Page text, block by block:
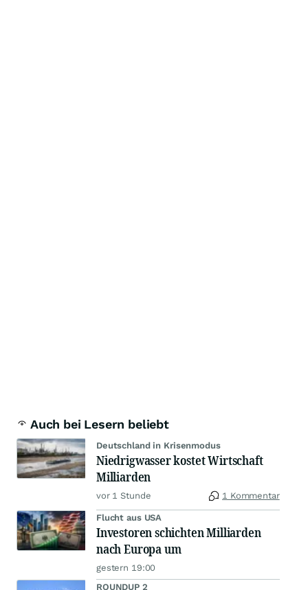
Auch bei Lesern beliebt
Deutschland in Krisenmodus
Niedrigwasser kostet Wirtschaft
Milliarden
vor 1 Stunde 1 Kommentar
Flucht aus USA
Investoren schichten Milliarden
nach Europa um
gestern 19:00
ROUNDUP 2